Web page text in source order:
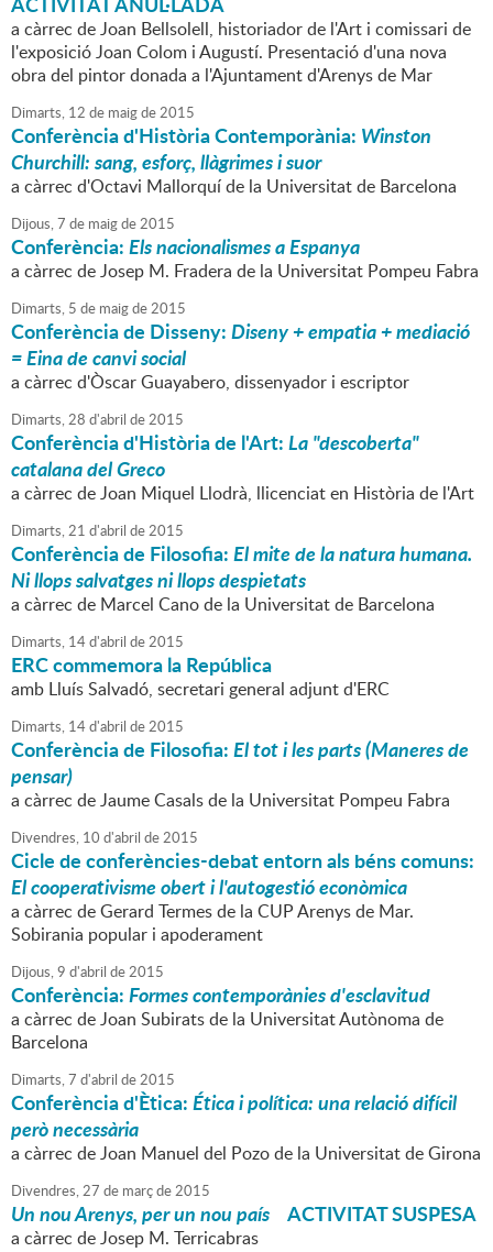
a càrrec de Joan Bellsolell, historiador de l'Art i comissari de
l'exposició Joan Colom i Augustí. Presentació d'una nova
obra del pintor donada a l'Ajuntament d'Arenys de Mar
Dimarts, 12 de maigde2015
Conferència d'Història Contemporània: Winston
Churchill: sang, esforç, llàgrimes i suor
a càrrec d'Octavi Mallorquí de la Universitat de Barcelona
Dijous,7 de maigde2015
Conferència:Els nacionalismes a Espanya
a càrrec de Josep M. Fradera de la Universitat Pompeu Fabra
Dimarts, 5 de maigde2015
Conferència de Disseny:Diseny + empatia + mediació
= Eina de canvi social
a càrrec d'Òscar Guayabero, dissenyador i escriptor
Dimarts,28 d'abril de2015
Conferència d'Història de l'Art:La "descoberta"
catalana del Greco
a càrrec de Joan Miquel Llodrà, llicenciat en Història de l'Art
Dimarts,21 d'abril de2015
Conferència de Filosofia:El mite de la natura humana.
Ni llops salvatges ni llops despietats
a càrrec de Marcel Cano de la Universitat de Barcelona
Dimarts, 14d'abril de2015
ERC commemora la República
amb Lluís Salvadó, secretari general adjunt d'ERC
Dimarts, 14d'abril de2015
Conferència de Filosofia:El tot i les parts (Maneres de
pensar)
a càrrec de Jaume Casals de la Universitat Pompeu Fabra
Divendres, 10 d'abril de2015
Cicle de conferències-debat entorn als béns comuns:
El cooperativisme obert i l'autogestió econòmica
a càrrec de Gerard Termes de la CUP Arenys de Mar.
Sobirania popular i apoderament
Dijous,9 d'abril de2015
Conferència:Formes contemporànies d'esclavitud
a càrrec de Joan Subirats de la Universitat Autònoma de
Barcelona
Dimarts,7 d'abril de2015
Conferència d'Ètica:Ética i política: una relació difícil
però necessària
a càrrec de Joan Manuel del Pozo de la Universitat de Girona
Divendres,27 de marçde2015
Un nou Arenys, per un nou país ACTIVITAT SUSPESA
a càrrec de Josep M. Terricabras